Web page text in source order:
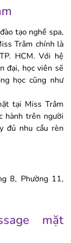
tạo nghề spa,
Trâm chính là
HCM. Với hệ
đại, học viên sẽ
học cũng như
tại Miss Trâm
hành trên người
đủ nhu cầu rèn
8, Phường 11,
mặt